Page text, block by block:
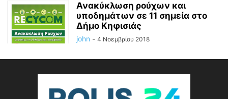
Ανακύκλωση ρούχων και
υποδημάτων σε 11 σημεία στο
Δήμο Κηφισιάς
john - 4 Νοεμβρίου 2018